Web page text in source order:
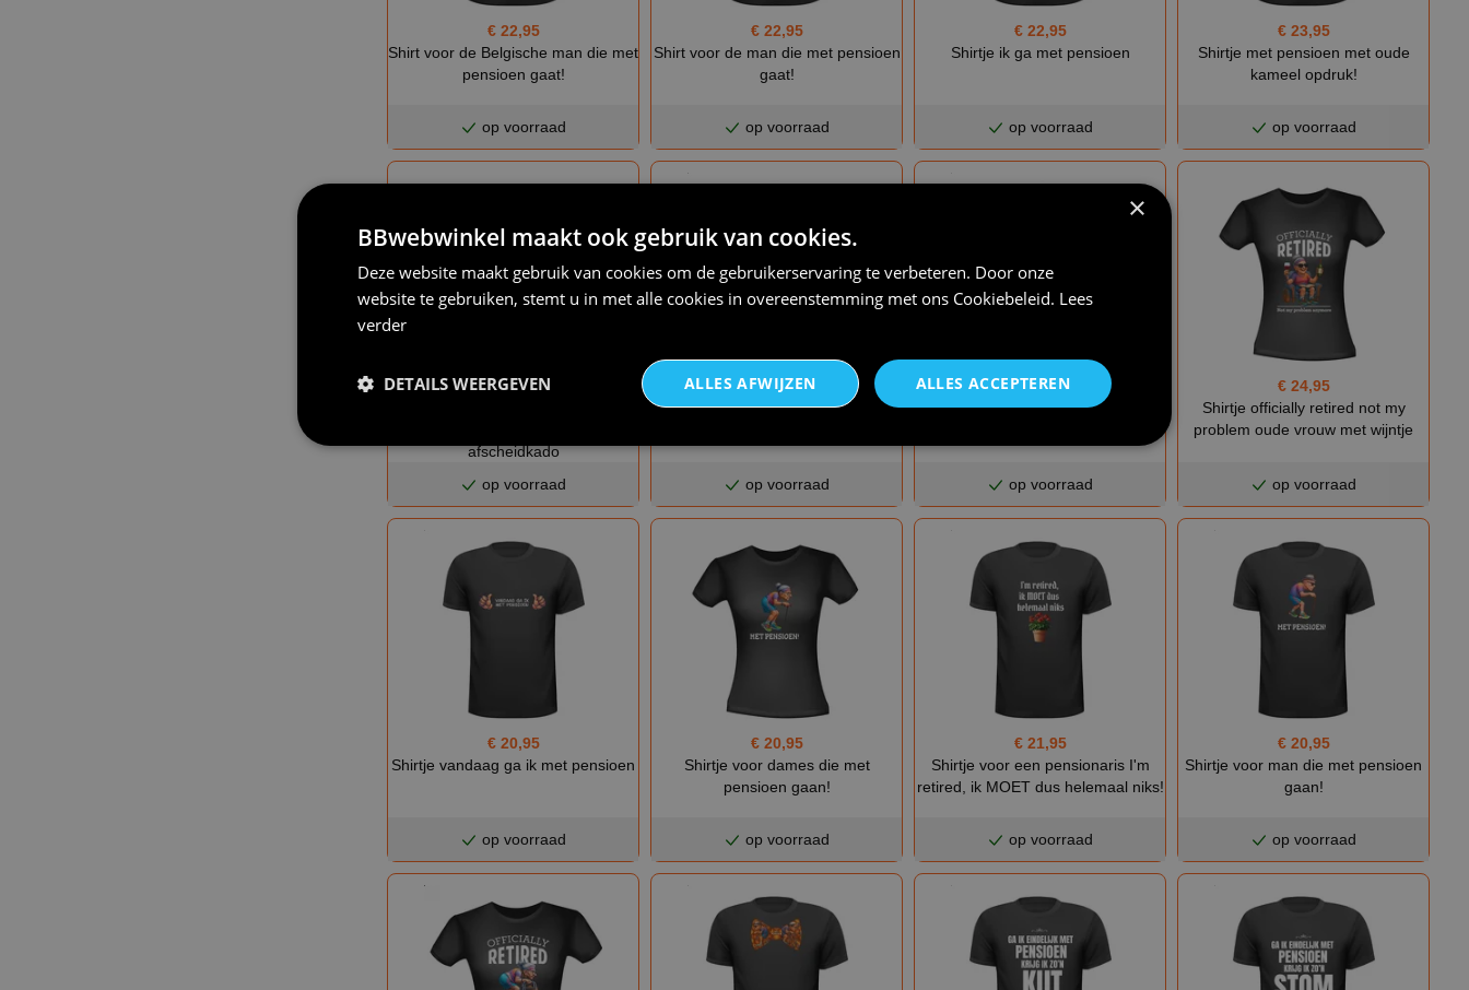
€ 22,95
Shirt voor de Belgische man die met
pensioen gaat!
op voorraad
€ 22,95
Shirt voor de man die met pensioen
gaat!
op voorraad
€ 22,95
Shirtje ik ga met pensioen
op voorraad
€ 23,95
Shirtje met pensioen met oude
kameel opdruk!
op voorraad
€ 23,95
afscheidkado
op voorraad
€ 20,95
Shirtje met pensioen voor een man!
op voorraad
€ 25,95
Shirtje officially retired not my
op voorraad
€ 24,95
Shirtje officially retired not my
problem oude vrouw met wijntje
op voorraad
€ 20,95
Shirtje vandaag ga ik met pensioen
op voorraad
€ 20,95
Shirtje voor dames die met
pensioen gaan!
op voorraad
€ 21,95
Shirtje voor een pensionaris I'm
retired, ik MOET dus helemaal niks!
op voorraad
€ 20,95
Shirtje voor man die met pensioen
gaan!
op voorraad
×
BBwebwinkel maakt ook gebruik van cookies.
Deze website maakt gebruik van cookies om de gebruikerservaring te verbeteren. Door onze
website te gebruiken, stemt u in met alle cookies in overeenstemming met ons Cookiebeleid. Lees
verder
ALLES ACCEPTEREN
ALLES AFWIJZEN
DETAILS WEERGEVEN